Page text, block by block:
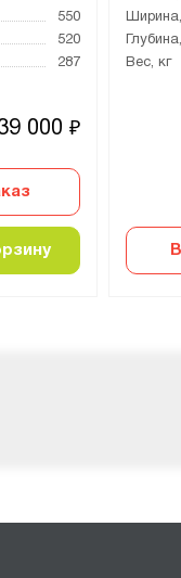
550
520
287
000 ₽
Вес, кг